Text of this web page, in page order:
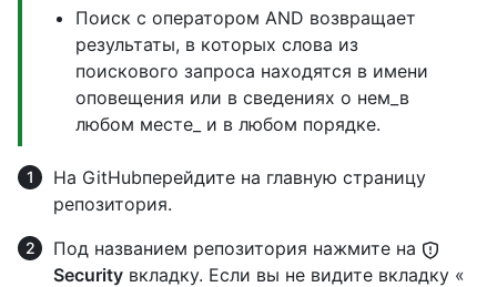
Поиск с оператором AND возвращает
результаты, в которых слова из
поискового запроса находятся в имени
оповещения или в сведениях о нем_в
любом месте_ и в любом порядке.
На GitHubперейдите на главную страницу
репозитория.
Под названием репозитория нажмите на
Security вкладку. Если вы не видите вкладку «